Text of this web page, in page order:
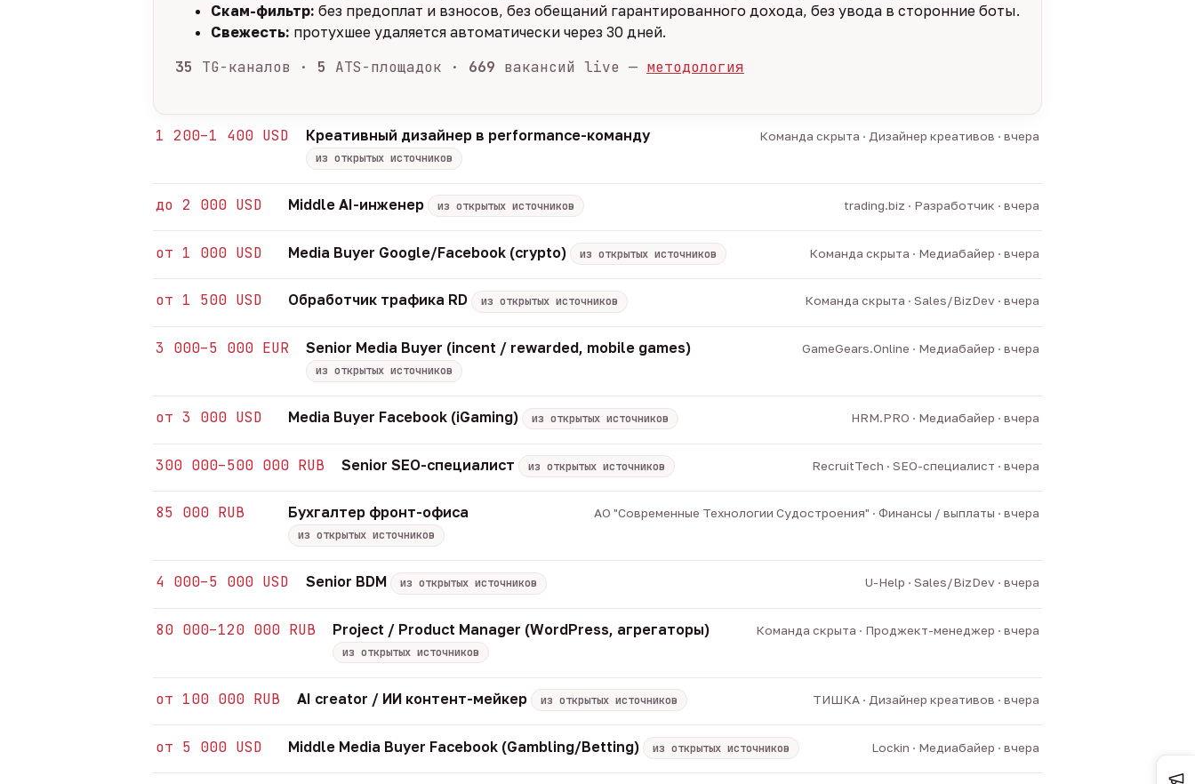
Скам-фильтр: без предоплат и взносов, без обещаний гарантированного дохода, без увода в сторонние боты.
Свежесть: протухшее удаляется автоматически через 30 дней.
35 TG-каналов · 5 ATS-площадок · 669 вакансий live — методология
1 200–1 400 USD Креативный дизайнер в performance-команду
из открытых источников
Команда скрыта · Дизайнер креативов · вчера
до 2 000 USD Middle AI-инженер из открытых источников trading.biz · Разработчик · вчера
от 1 000 USD Media Buyer Google/Facebook (crypto) из открытых источников Команда скрыта · Медиабайер · вчера
от 1 500 USD Обработчик трафика RD из открытых источников Команда скрыта · Sales/BizDev · вчера
3 000–5 000 EUR Senior Media Buyer (incent / rewarded, mobile games)
из открытых источников
GameGears.Online · Медиабайер · вчера
от 3 000 USD Media Buyer Facebook (iGaming) из открытых источников HRM.PRO · Медиабайер · вчера
300 000–500 000 RUB Senior SEO-специалист из открытых источников RecruitTech · SEO-специалист · вчера
85 000 RUB Бухгалтер фронт-офиса
из открытых источников
АО "Современные Технологии Судостроения" · Финансы / выплаты · вчера
4 000–5 000 USD Senior BDM из открытых источников U-Help · Sales/BizDev · вчера
80 000–120 000 RUB Project / Product Manager (WordPress, агрегаторы)
из открытых источников
Команда скрыта · Проджект-менеджер · вчера
от 100 000 RUB AI creator / ИИ контент-мейкер из открытых источников ТИШКА · Дизайнер креативов · вчера
от 5 000 USD Middle Media Buyer Facebook (Gambling/Betting) из открытых источников Lockin · Медиабайер · вчера